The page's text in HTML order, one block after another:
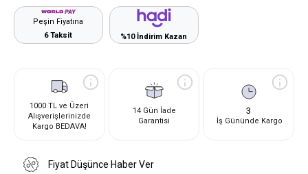
Peşin Fiyatına
6 Taksit
%10 İndirim Kazan
1000 TL ve Üzeri
Alışverişlerinizde
Kargo BEDAVA!
14 Gün İade
Garantisi
3
İş Gününde Kargo
Fiyat Düşünce Haber Ver